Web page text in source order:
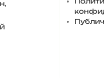
прихожей
виде в
товар в
пеноизол.